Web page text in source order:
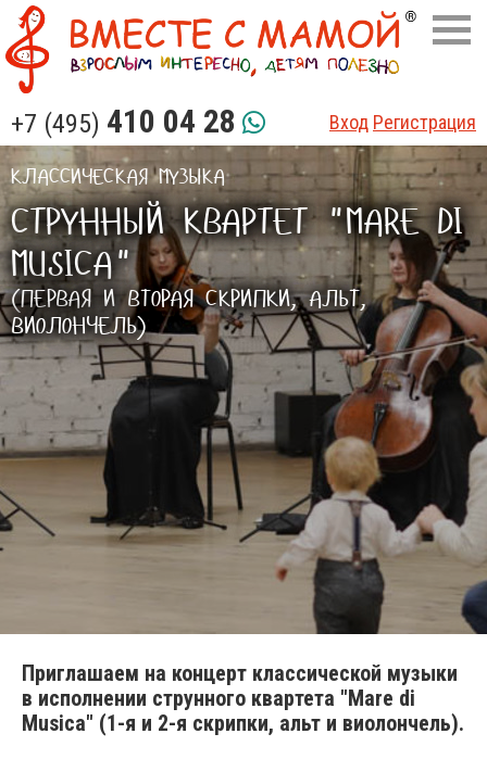
+7 (495) 410 04 28 Вход Регистрация
КЛАССИЧЕСКАЯ МУЗЫКА
СТРУННЫЙ КВАРТЕТ "MARE DI
MUSICA"
(ПЕРВАЯ И ВТОРАЯ СКРИПКИ, АЛЬТ,
ВИОЛОНЧЕЛЬ)
Приглашаем на концерт классической музыки
в исполнении струнного квартета "Mare di
Musica" (1-я и 2-я скрипки, альт и виолончель).